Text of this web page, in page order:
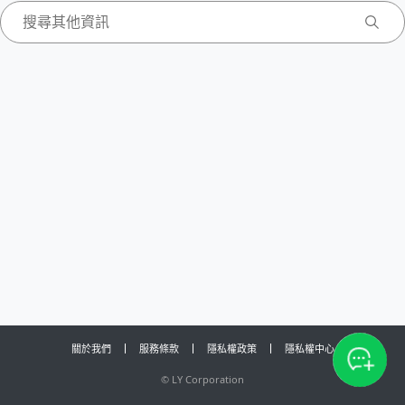
關於我們 服務條款 隱私權政策 隱私權中心
© LY Corporation